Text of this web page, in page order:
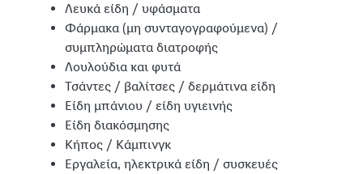
Λευκά είδη / υφάσματα
Φάρμακα (μη συνταγογραφούμενα) /
συμπληρώματα διατροφής
Λουλούδια και φυτά
Τσάντες / βαλίτσες / δερμάτινα είδη
Είδη μπάνιου / είδη υγιεινής
Είδη διακόσμησης
Κήπος / Κάμπινγκ
Εργαλεία, ηλεκτρικά είδη / συσκευές